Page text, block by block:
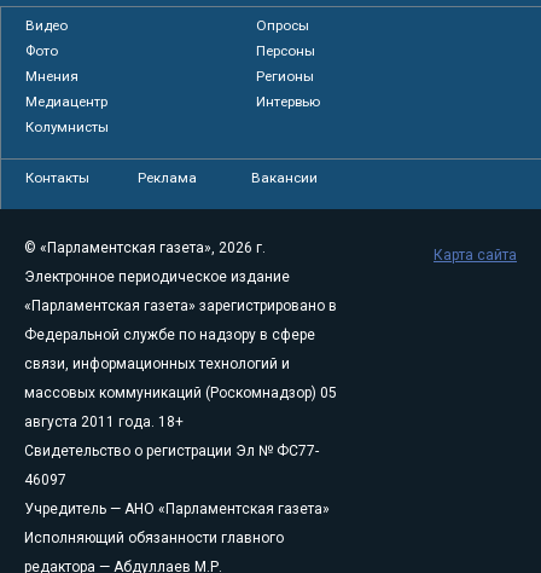
Видео
Опросы
Фото
Персоны
Мнения
Регионы
Медиацентр
Интервью
Колумнисты
Контакты Реклама Вакансии
© «Парламентская газета», 2026 г.
Электронное периодическое издание
«Парламентская газета» зарегистрировано в
Федеральной службе по надзору в сфере
связи, информационных технологий и
массовых коммуникаций (Роскомнадзор) 05
августа 2011 года. 18+
Свидетельство о регистрации Эл № ФС77-
46097
Учредитель — АНО «Парламентская газета»
Исполняющий обязанности главного
редактора — Абдуллаев М.Р.
Карта сайта